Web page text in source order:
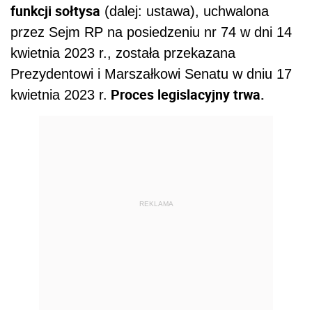
funkcji sołtysa (dalej: ustawa), uchwalona
przez Sejm RP na posiedzeniu nr 74 w dni 14
kwietnia 2023 r., została przekazana
Prezydentowi i Marszałkowi Senatu w dniu 17
kwietnia 2023 r. Proces legislacyjny trwa.
REKLAMA